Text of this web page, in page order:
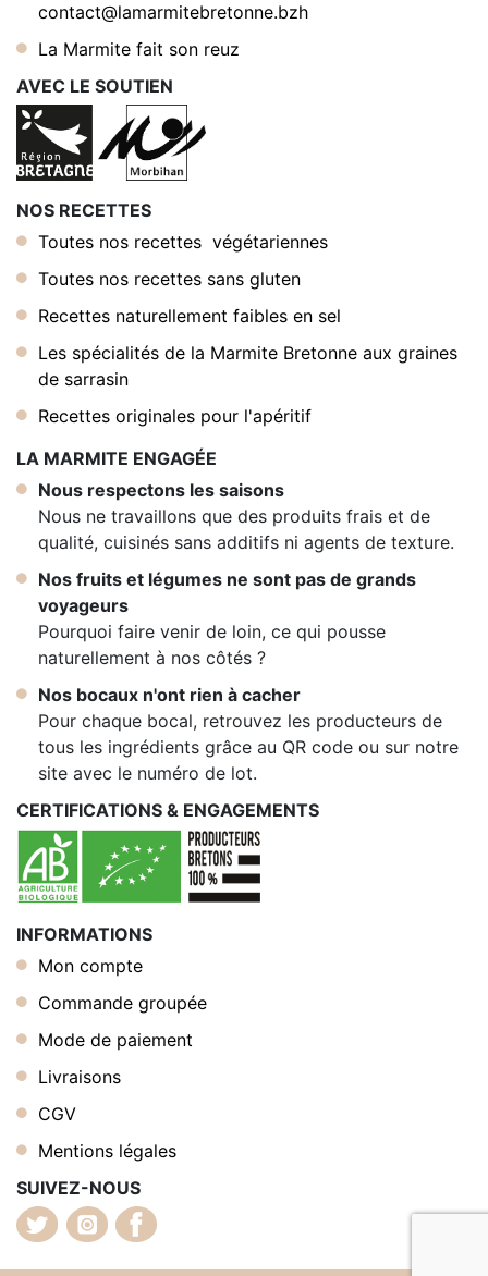
contact@lamarmitebretonne.bzh
La Marmite fait son reuz
AVEC LE SOUTIEN
NOS RECETTES
Toutes nos recettes végétariennes
Toutes nos recettes sans gluten
Recettes naturellement faibles en sel
Les spécialités de la Marmite Bretonne aux graines
de sarrasin
Recettes originales pour l'apéritif
LA MARMITE ENGAGÉE
Nous respectons les saisons
Nous ne travaillons que des produits frais et de
qualité, cuisinés sans additifs ni agents de texture.
Nos fruits et légumes ne sont pas de grands
voyageurs
Pourquoi faire venir de loin, ce qui pousse
naturellement à nos côtés ?
Nos bocaux n'ont rien à cacher
Pour chaque bocal, retrouvez les producteurs de
tous les ingrédients grâce au QR code ou sur notre
site avec le numéro de lot.
CERTIFICATIONS & ENGAGEMENTS
INFORMATIONS
Mon compte
Commande groupée
Mode de paiement
Livraisons
CGV
Mentions légales
SUIVEZ-NOUS